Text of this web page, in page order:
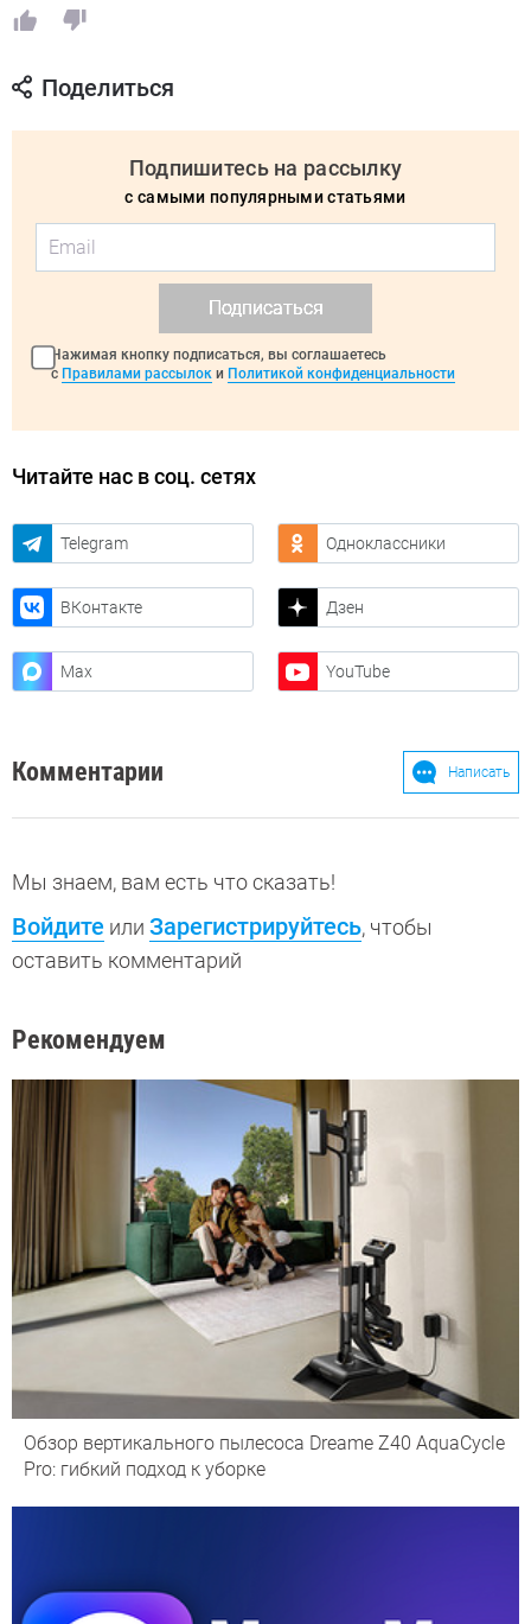
Поделиться
Подпишитесь на рассылку
с самыми популярными статьями
Подписаться
Нажимая кнопку подписаться, вы соглашаетесь
с Правилами рассылок и Политикой конфиденциальности
Читайте нас в соц. сетях
Telegram Одноклассники
ВКонтакте Дзен
Max YouTube
Комментарии Написать
Мы знаем, вам есть что сказать!
Войдите или Зарегистрируйтесь, чтобы
оставить комментарий
Рекомендуем
Обзор вертикального пылесоса Dreame Z40 AquaCycle
Pro: гибкий подход к уборке